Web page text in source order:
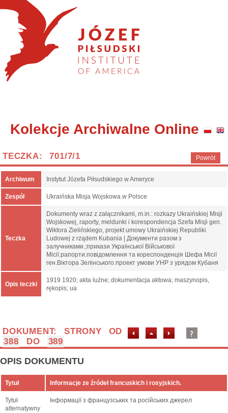
Kolekcje Archiwalne Online
Powrót
TECZKA: 701/7/1
Archiwum Instytut Józefa Piłsudskiego w Ameryce
Zespół Ukraińska Misja Wojskowa w Polsce
Teczka
Dokumenty wraz z załącznikami, m.in.: rozkazy Ukraińskiej Misji
Wojskowej, raporty, meldunki i korespondencja Szefa Misji gen.
Wiktora Zielińskiego, projekt umowy Ukraińskiej Republiki
Ludowej z rządem Kubania | Документи разом з
залучниками.;прикази Української Військової
Місії.рапорти.повідомлення та кореспонденція Шефа Місії
ген.Віктора Зелінського.проект умови УНР з урядом Кубаня
Opis teczki
1919 1920; akta luźne; dokumentacja aktowa; maszynopis,
rękopis; ua
DOKUMENT: STRONY OD
388
DO 389
OPIS DOKUMENTU
Tytuł Informacje ze źródeł francuskich i rosyjskich.
Tytuł
alternatywny
Інформації з французських та російських джерел